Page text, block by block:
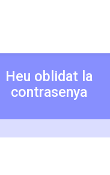
Heu oblidat la
contrasenya